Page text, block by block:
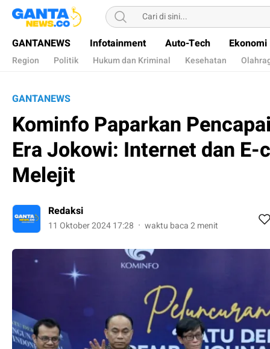
Gantanews
Informasi Membangun Bangsa
GANTANEWS Infotainment Auto-Tech
Region Politik Hukum dan Kriminal Kesehatan
GANTANEWS
Kominfo Paparkan
Era Jokowi: Internet dan E-
Melejit
Redaksi
11 Oktober 2024 17:28 waktu baca 2 menit